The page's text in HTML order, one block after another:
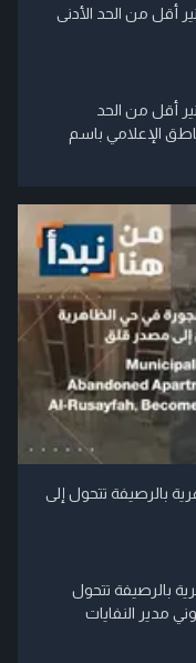
إعلان وظيفة براتب 210 دنانير أقل من الحد الأدنى
إعلان وظيفة براتب 210 دنانير أقل من الحد
الإعلامي باسم
بالرصيفة تتحول إلى
بالرصيفة تتحول
مدير النفايات